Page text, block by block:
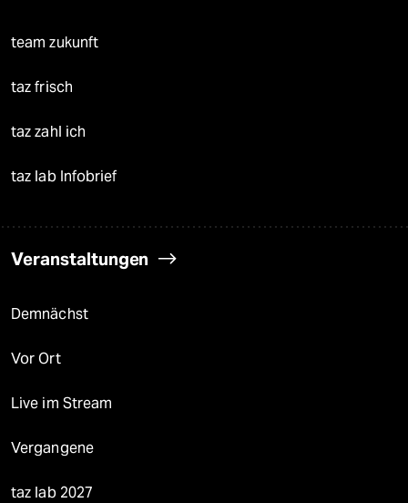
team zukunft
taz frisch
taz zahl ich
taz lab Infobrief
Veranstaltungen
Demnächst
Vor Ort
Live im Stream
Vergangene
taz lab 2027